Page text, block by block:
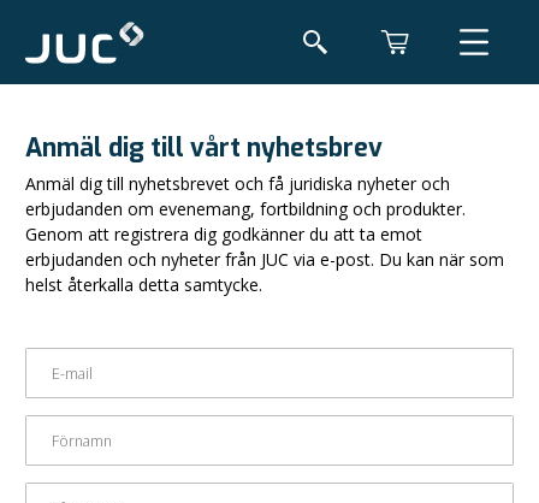
Anmäl dig till vårt nyhetsbrev
Anmäl dig till nyhetsbrevet och få juridiska nyheter och
erbjudanden om evenemang, fortbildning och produkter.
Genom att registrera dig godkänner du att ta emot
erbjudanden och nyheter från JUC via e-post. Du kan när som
helst återkalla detta samtycke.